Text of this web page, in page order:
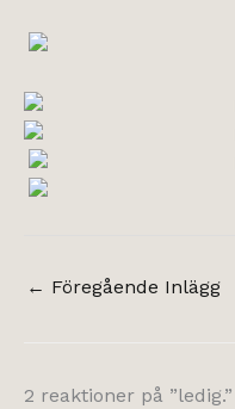
← Föregående Inlägg
2 reaktioner på ”ledig.”